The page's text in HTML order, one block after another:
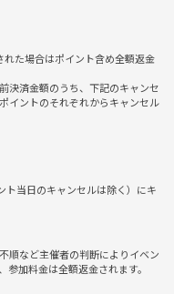
れた場合はポイント含め全額返金
決済金額のうち、下記のキャンセ
イントのそれぞれからキャンセル
ト当日のキャンセルは除く）にキ
順など主催者の判断によりイベン
参加料金は全額返金されます。